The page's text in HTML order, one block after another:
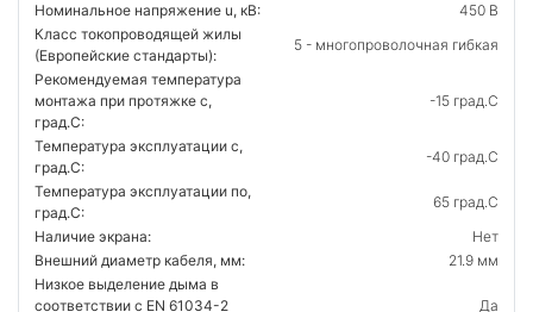
Номинальное напряжение u, кВ:
450 В
Класс токопроводящей жилы
(Европейские стандарты):
5 - многопроволочная гибкая
Рекомендуемая температура
монтажа при протяжке с,
град.C:
-15 град.C
Температура эксплуатации с,
град.C:
-40 град.C
Температура эксплуатации по,
град.C:
65 град.C
Наличие экрана:
Нет
Внешний диаметр кабеля, мм:
21.9 мм
Низкое выделение дыма в
соответствии с EN 61034-2
Да